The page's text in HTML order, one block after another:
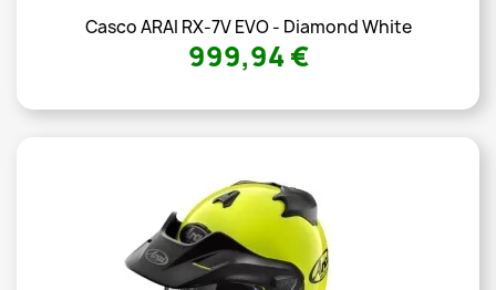
Casco ARAI RX-7V EVO - Diamond White
999,94 €